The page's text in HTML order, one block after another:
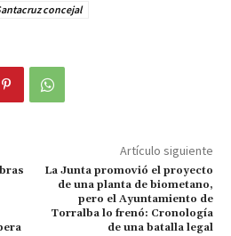
concejal
Artículo siguiente
La Junta promovió el proyecto
de una planta de biometano,
pero el Ayuntamiento de
Torralba lo frenó: Cronología
de una batalla legal